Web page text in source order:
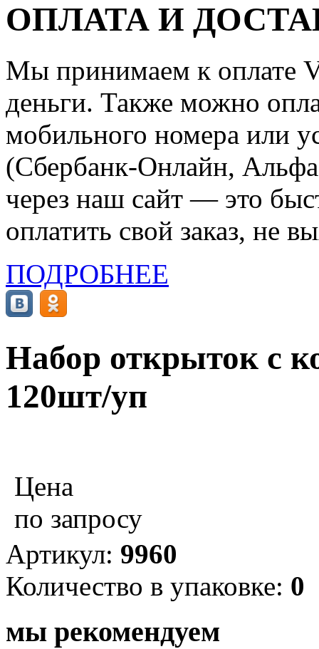
ОПЛАТА И
Мы принимаем к оплате
деньги. Также можно
мобильного номера или
(Сбербанк-Онлайн,
через наш сайт — это
оплатить свой заказ, не
ПОДРОБНЕЕ
Набор открыток с
120шт/уп
Цена
по запросу
Артикул: 9960
Количество в упаковке: 0
мы рекомендуем